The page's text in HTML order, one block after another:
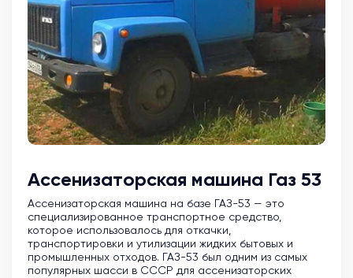
Ассенизаторская машина Газ 53
Ассенизаторская машина на базе ГАЗ-53 — это
специализированное транспортное средство,
которое использовалось для откачки,
транспортировки и утилизации жидких бытовых и
промышленных отходов. ГАЗ-53 был одним из самых
популярных шасси в СССР для ассенизаторских